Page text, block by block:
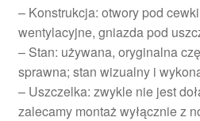
– Konstrukcja: otwory pod
wentylacyjne, gniazda pod
– Stan: używana, oryginalna
sprawna; stan wizualny i
– Uszczelka: zwykle nie jest
zalecamy montaż wyłącznie z